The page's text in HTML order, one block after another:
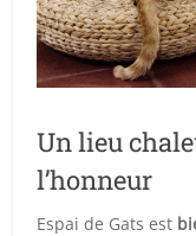
Un lieu
l’honneur
Espai de Gats est